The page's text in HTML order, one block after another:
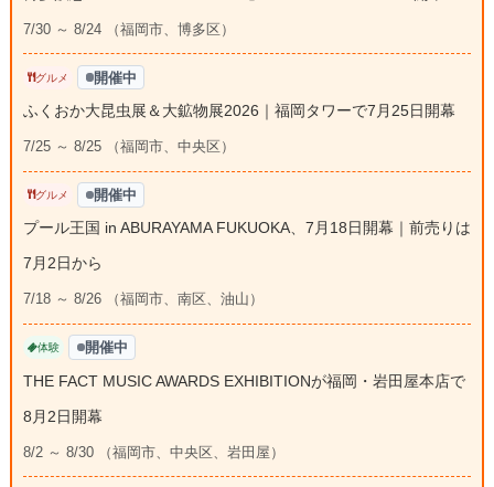
7/30 ～ 8/24 （福岡市、博多区）
グルメ 開催中
ふくおか大昆虫展＆大鉱物展2026｜福岡タワーで7月25日開幕
7/25 ～ 8/25 （福岡市、中央区）
グルメ 開催中
プール王国 in ABURAYAMA FUKUOKA、7月18日開幕｜前売りは
7月2日から
7/18 ～ 8/26 （福岡市、南区、油山）
体験 開催中
THE FACT MUSIC AWARDS EXHIBITIONが福岡・岩田屋本店で
8月2日開幕
8/2 ～ 8/30 （福岡市、中央区、岩田屋）